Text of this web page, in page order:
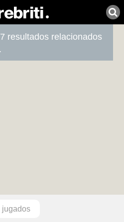
resultados relacionados
.
jugados